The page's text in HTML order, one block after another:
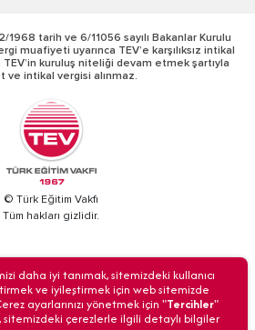
1968 tarih ve 6/11056 sayılı Bakanlar Kurulu
muafiyeti uyarınca TEV’e karşılıksız intikal
kuruluş niteliği devam etmek şartıyla
ve intikal vergisi alınmaz.
© Türk Eğitim Vakfı
Tüm hakları gizlidir.
BİZİ ARAYIN
daha iyi tanımak, sitemizdeki kullanıcı
ve iyileştirmek için web sitemizde
ayarlarınızı yönetmek için "Tercihler"
sitemizdeki çerezlerle ilgili detaylı bilgiler